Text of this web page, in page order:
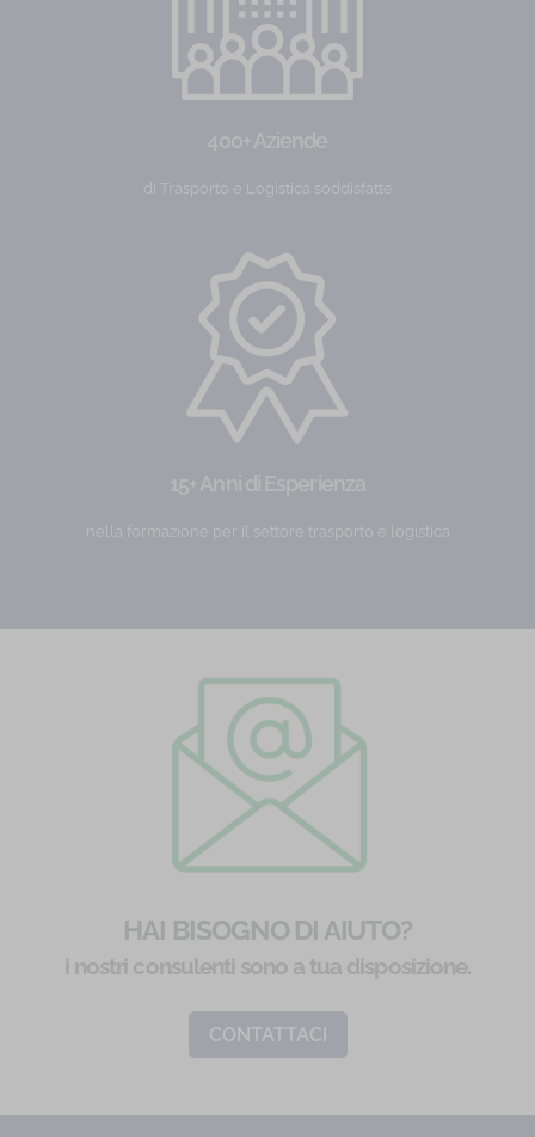
di Trasporto e Logistica soddisfatte
nella formazione per il settore trasporto e logistica
HAI BISOGNO DI AIUTO?
i nostri consulenti sono a tua disposizione.
CONTATTACI